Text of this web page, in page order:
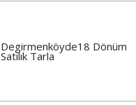
Degirmenköyde18 Dönüm
Satılık Tarla